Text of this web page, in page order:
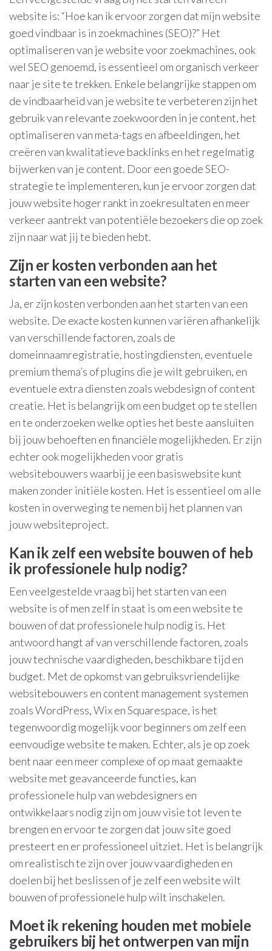
website is: “Hoe kan ik ervoor zorgen dat mijn website
goed vindbaar is in zoekmachines (SEO)?” Het
optimaliseren van je website voor zoekmachines, ook
wel SEO genoemd, is essentieel om organisch verkeer
naar je site te trekken. Enkele belangrijke stappen om
de vindbaarheid van je website te verbeteren zijn het
gebruik van relevante zoekwoorden in je content, het
optimaliseren van meta-tags en afbeeldingen, het
creëren van kwalitatieve backlinks en het regelmatig
bijwerken van je content. Door een goede SEO-
strategie te implementeren, kun je ervoor zorgen dat
jouw website hoger rankt in zoekresultaten en meer
verkeer aantrekt van potentiële bezoekers die op zoek
zijn naar wat jij te bieden hebt.
Zijn er kosten verbonden aan het
starten van een website?
Ja, er zijn kosten verbonden aan het starten van een
website. De exacte kosten kunnen variëren afhankelijk
van verschillende factoren, zoals de
domeinnaamregistratie, hostingdiensten, eventuele
premium thema’s of plugins die je wilt gebruiken, en
eventuele extra diensten zoals webdesign of content
creatie. Het is belangrijk om een budget op te stellen
en te onderzoeken welke opties het beste aansluiten
bij jouw behoeften en financiële mogelijkheden. Er zijn
echter ook mogelijkheden voor gratis
websitebouwers waarbij je een basiswebsite kunt
maken zonder initiële kosten. Het is essentieel om alle
kosten in overweging te nemen bij het plannen van
jouw websiteproject.
Kan ik zelf een website bouwen of heb
ik professionele hulp nodig?
Een veelgestelde vraag bij het starten van een
website is of men zelf in staat is om een website te
bouwen of dat professionele hulp nodig is. Het
antwoord hangt af van verschillende factoren, zoals
jouw technische vaardigheden, beschikbare tijd en
budget. Met de opkomst van gebruiksvriendelijke
websitebouwers en content management systemen
zoals WordPress, Wix en Squarespace, is het
tegenwoordig mogelijk voor beginners om zelf een
eenvoudige website te maken. Echter, als je op zoek
bent naar een meer complexe of op maat gemaakte
website met geavanceerde functies, kan
professionele hulp van webdesigners en
ontwikkelaars nodig zijn om jouw visie tot leven te
brengen en ervoor te zorgen dat jouw site goed
presteert en er professioneel uitziet. Het is belangrijk
om realistisch te zijn over jouw vaardigheden en
doelen bij het beslissen of je zelf een website wilt
bouwen of professionele hulp wilt inschakelen.
Moet ik rekening houden met mobiele
gebruikers bij het ontwerpen van mijn